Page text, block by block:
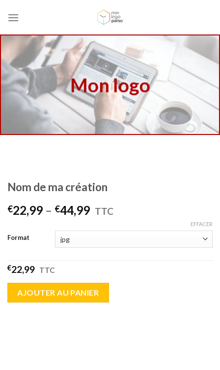
Mon logo
Nom de ma création
€22,99 – €44,99 TTC
Format
EFFACER
€22,99 TTC
AJOUTER AU PANIER